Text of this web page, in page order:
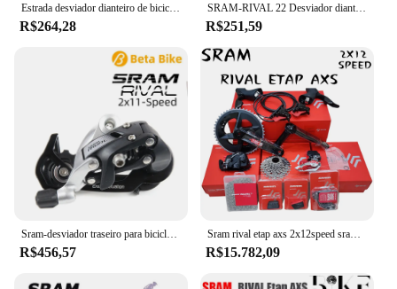
Estrada desviador dianteiro de bicicleta, SRAM RIVAL 22, 2x11s velocidade, braze-on com corrente, Spotter, acessórios de bicicleta, YAW, Novo
R$264,28
SRAM-RIVAL 22 Desviador dianteiro para Road Bike, Velocidade 2x11, Braze na montagem direta, Parte de bicicleta
R$251,59
Sram-desviador traseiro para bicicleta, acessórios de estrada, velocidade rival 2x11
R$456,57
Sram rival etap axs 2x12speed sram groupset rival groupset estrada groupsets pinarello rival desviador sem fio
R$15.782,09